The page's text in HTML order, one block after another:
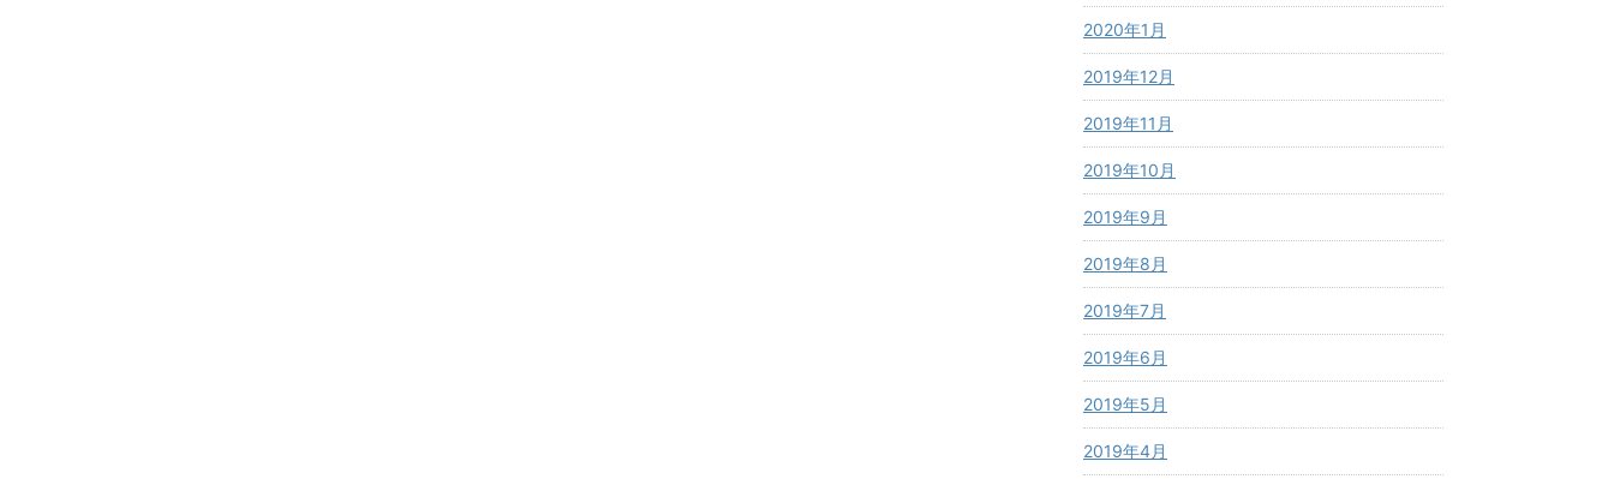
2020年1月
2019年12月
2019年11月
2019年10月
2019年9月
2019年8月
2019年7月
2019年6月
2019年5月
2019年4月